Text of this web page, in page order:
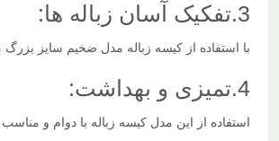
3.تفکیک آسان زباله ها:
با استفاده از کیسه زباله مدل ضخیم سایز
4.تمیزی و بهداشت:
استفاده از این مدل کیسه زباله با دوام و